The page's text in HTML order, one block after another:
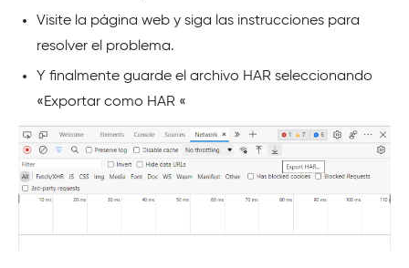
Visite la página web y siga las instrucciones para
resolver el problema.
Y finalmente guarde el archivo HAR seleccionando
«Exportar como HAR «